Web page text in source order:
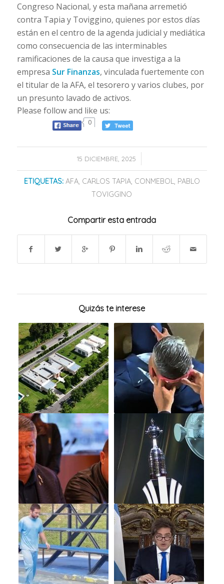
Congreso Nacional, y esta mañana arremetió
contra Tapia y Toviggino, quienes por estos días
están en el centro de la agenda judicial y mediática
como consecuencia de las interminables
ramificaciones de la causa que investiga a la
empresa Sur Finanzas, vinculada fuertemente con
el titular de la AFA, el tesorero y varios clubes, por
un presunto lavado de activos.
Please follow and like us:
0
15 DICIEMBRE, 2025
/
ETIQUETAS: AFA, CARLOS TAPIA, CONMEBOL, PABLO
TOVIGGINO
Compartir esta entrada
Quizás te interese